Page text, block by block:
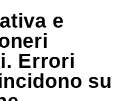
e
Errori
su